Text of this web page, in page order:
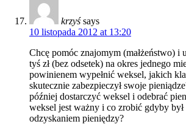
krzyś says
10 listopada 2012 at 13:20
Chcę pomóc znajomym (małżeństwo) i
tyś zł (bez odsetek) na okres jednego
powinienem wypełnić weksel, jakich
skutecznie zabezpieczył swoje
później dostarczyć weksel i odebrać
weksel jest ważny i co zrobić gdyby
odzyskaniem pieniędzy?